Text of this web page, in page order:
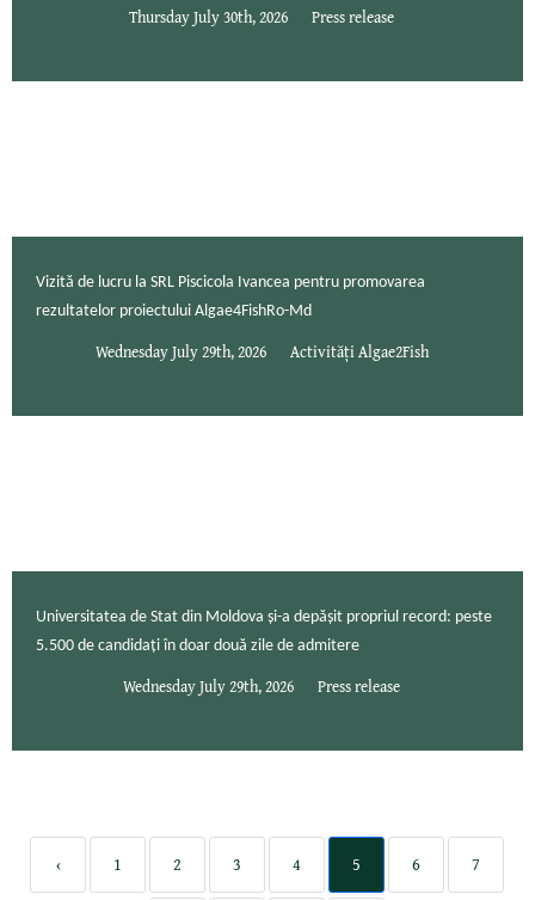
Thursday July 30th, 2026 Press release
Vizită de lucru la SRL Piscicola Ivancea pentru promovarea
rezultatelor proiectului Algae4FishRo-Md
Wednesday July 29th, 2026 Activități Algae2Fish
Universitatea de Stat din Moldova și-a depășit propriul record: peste
5.500 de candidați în doar două zile de admitere
Wednesday July 29th, 2026 Press release
‹ 1 2 3 4 5 6 7